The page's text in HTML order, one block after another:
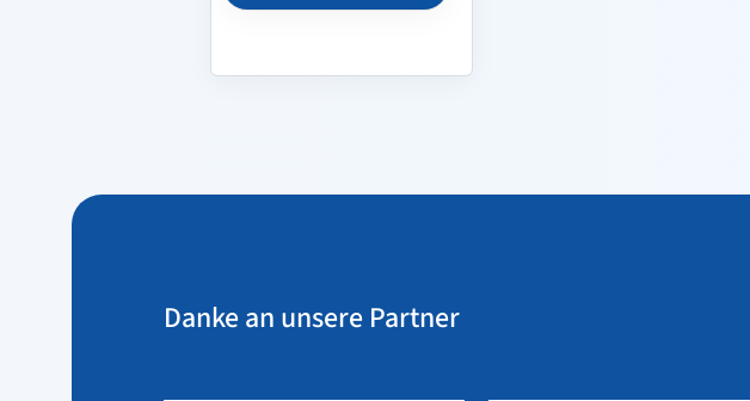
Danke an unsere Partner